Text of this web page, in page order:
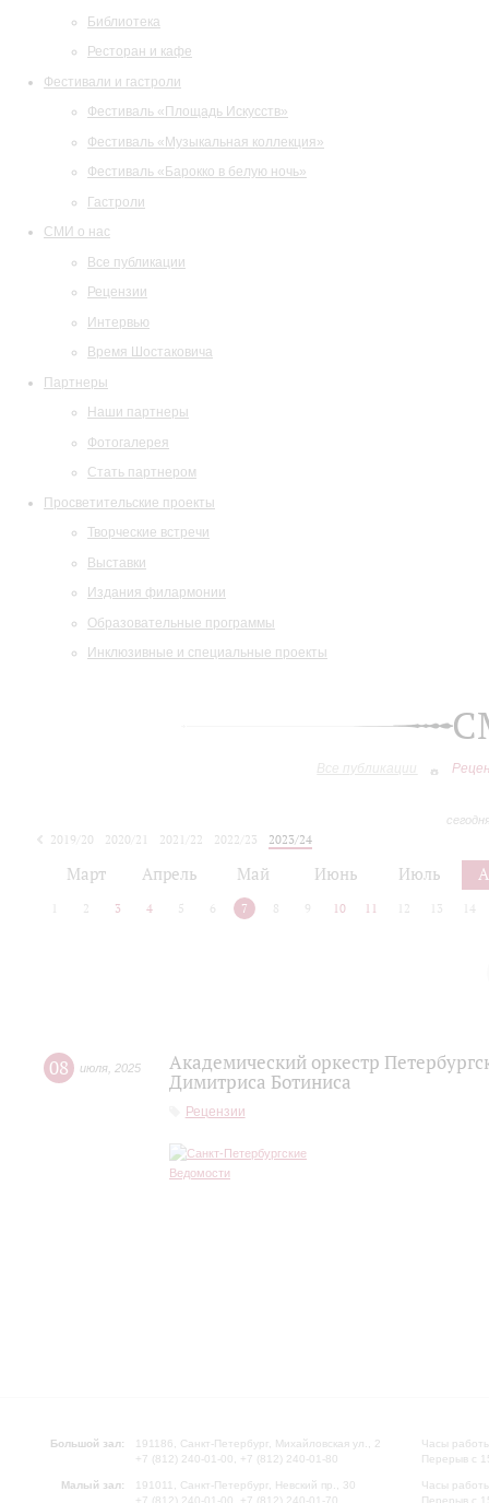
Библиотека
Ресторан и кафе
Фестивали и гастроли
Фестиваль «Площадь Искусств»
Фестиваль «Музыкальная коллекция»
Фестиваль «Барокко в белую ночь»
Гастроли
СМИ о нас
Все публикации
Рецензии
Интервью
Время Шостаковича
Партнеры
Наши партнеры
Фотогалерея
Стать партнером
Просветительские проекты
Творческие встречи
Выставки
Издания филармонии
Образовательные программы
Инклюзивные и специальные проекты
Все публикации
2019/20 2020/21 2021/22 2022/23
2023/24
Март Апрель Май Июнь Июль
2 3 4 5 6 7 8 9 10 11 12 13 14
08 июля 2025
Академический оркестр
Димитриса Ботиниса
Рецензии
Большой зал:
191186, Санкт-Петербург, Михайловская ул., 2
+7 (812) 240-01-00, +7 (812) 240-01-80
Малый зал:
191011, Санкт-Петербург, Невский пр., 30
Часы
Перерыв с
Часы